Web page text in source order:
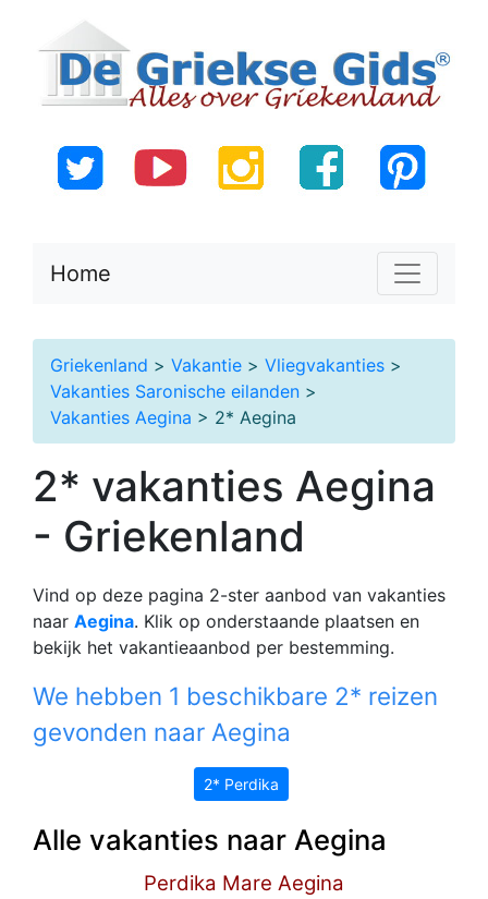
Home
Griekenland > Vakantie > Vliegvakanties >
Vakanties Saronische eilanden >
Vakanties Aegina > 2* Aegina
2* vakanties Aegina
- Griekenland
Vind op deze pagina 2-ster aanbod van vakanties
naar Aegina. Klik op onderstaande plaatsen en
bekijk het vakantieaanbod per bestemming.
We hebben 1 beschikbare 2* reizen
gevonden naar Aegina
2* Perdika
Alle vakanties naar Aegina
Perdika Mare Aegina